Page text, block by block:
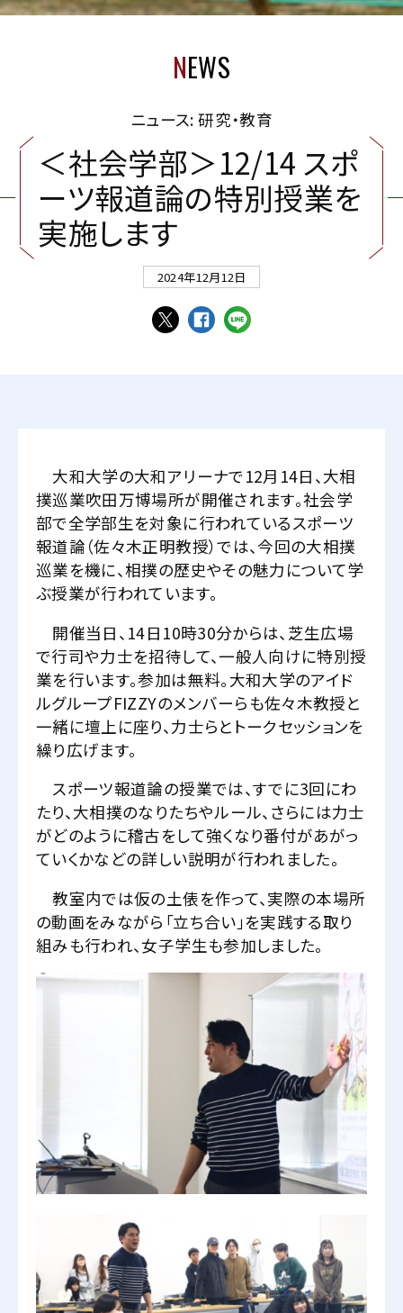
NEWS
ニュース: 研究・教育
＜社会学部＞12/14 スポ
ーツ報道論の特別授業を
実施します
2024年12月12日
大和大学の大和アリーナで12月14日、大相
撲巡業吹田万博場所が開催されます。社会学
部で全学部生を対象に行われているスポーツ
報道論（佐々木正明教授）では、今回の大相撲
巡業を機に、相撲の歴史やその魅力について学
ぶ授業が行われています。
開催当日、14日10時30分からは、芝生広場
で行司や力士を招待して、一般人向けに特別授
業を行います。参加は無料。大和大学のアイド
ルグループFIZZYのメンバーらも佐々木教授と
一緒に壇上に座り、力士らとトークセッションを
繰り広げます。
スポーツ報道論の授業では、すでに3回にわ
たり、大相撲のなりたちやルール、さらには力士
がどのように稽古をして強くなり番付があがっ
ていくかなどの詳しい説明が行われました。
教室内では仮の土俵を作って、実際の本場所
の動画をみながら「立ち合い」を実践する取り
組みも行われ、女子学生も参加しました。